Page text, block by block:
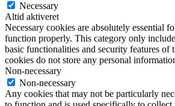
Necessary
Altid aktiveret
Necessary cookies are absolutely essential
function properly. This category only
basic functionalities and security features of
cookies do not store any personal
Non-necessary
Non-necessary
Any cookies that may not be particularly